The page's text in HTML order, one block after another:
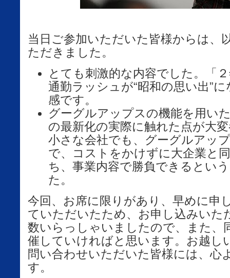
当日ご参加いただいた皆様からは、
ただきました。
とても刺激的な内容でした。「
通勤ラッシュが“昭和の思い出”
感です。
グーグルアップスの機能を用い
の最新化の実際に触れた点が大
小さな会社でも、グーグルアッ
で、コストをかけずに大企業と
ち、事業内容で勝負できるとい
た。
今回、お席に限りがあり、早めに申
ていただいたため、お申し込みいた
数いらっしゃいましたので、また、
催していければと思います。お越し
問い合わせいただいた皆様には、心
す。